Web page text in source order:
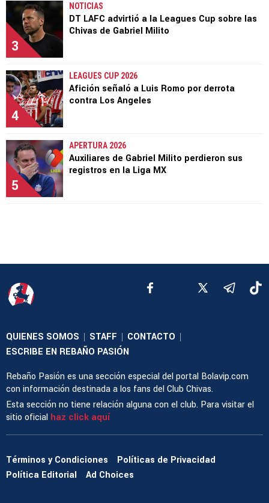
3
NOTICIAS
DT LAFC advirtió a la Leagues Cup sobre las
Chivas de Gabriel Milito
4
LEAGUES CUP 2026
Afición señaló a Luis Romo por derrota
contra Los Angeles
5
APERTURA 2026
Auxiliares de Gabriel Milito perdieron sus
registros en la Liga MX
QUIENES SOMOS | STAFF | CONTACTO |
ESCRIBE EN REBAÑO PASIÓN
Rebaño Pasión es una sección especial del portal Bolavip.com
con información destinada a los fans del Club Chivas.
Esta sección no tiene relación alguna con el club. Para visitar el
sitio oficial haz click aquí
Términos y Condiciones
Políticas de Privacidad
Política Editorial
Ad Choices